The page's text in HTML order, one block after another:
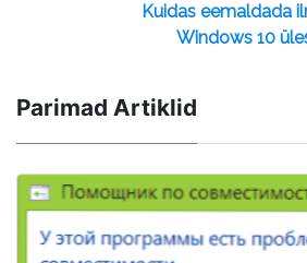
Kuidas eemaldada
Windows 10
Parimad Artiklid